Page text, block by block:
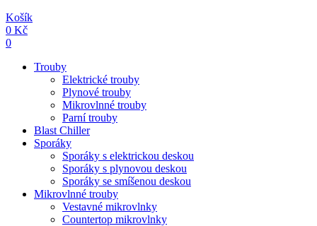
Košík
0 Kč
0
Trouby
Elektrické trouby
Plynové trouby
Mikrovlnné trouby
Parní trouby
Blast Chiller
Sporáky
Sporáky s elektrickou deskou
Sporáky s plynovou deskou
Sporáky se smíšenou deskou
Mikrovlnné trouby
Vestavné mikrovlnky
Countertop mikrovlnky